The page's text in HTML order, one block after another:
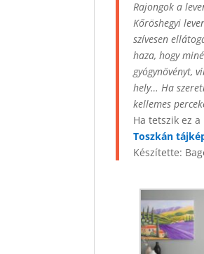
Rajongok a
Kőröshegyi
szívesen
haza, hogy
gyógynövényt,
hely… Ha
kellemes
Ha tetszik ez
Toszkán
Készítette: